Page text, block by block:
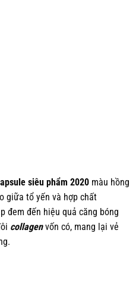
siêu phẩm 2020 màu hồng
giữa tổ yến và hợp chất
đem đến hiệu quả căng bóng
collagen vốn có, mang lại vẻ